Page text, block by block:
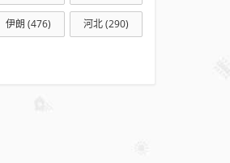
伊朗 (476) 河北(290)